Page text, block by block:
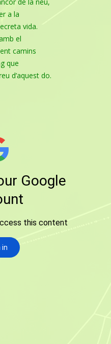
a la
vida.
el
camins
que
d’aquest do.